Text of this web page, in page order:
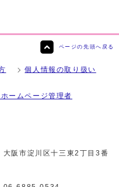
ページの先頭へ戻る
個人情報の取り扱い
ームページ管理者
阪市淀川区十三東2丁目3番